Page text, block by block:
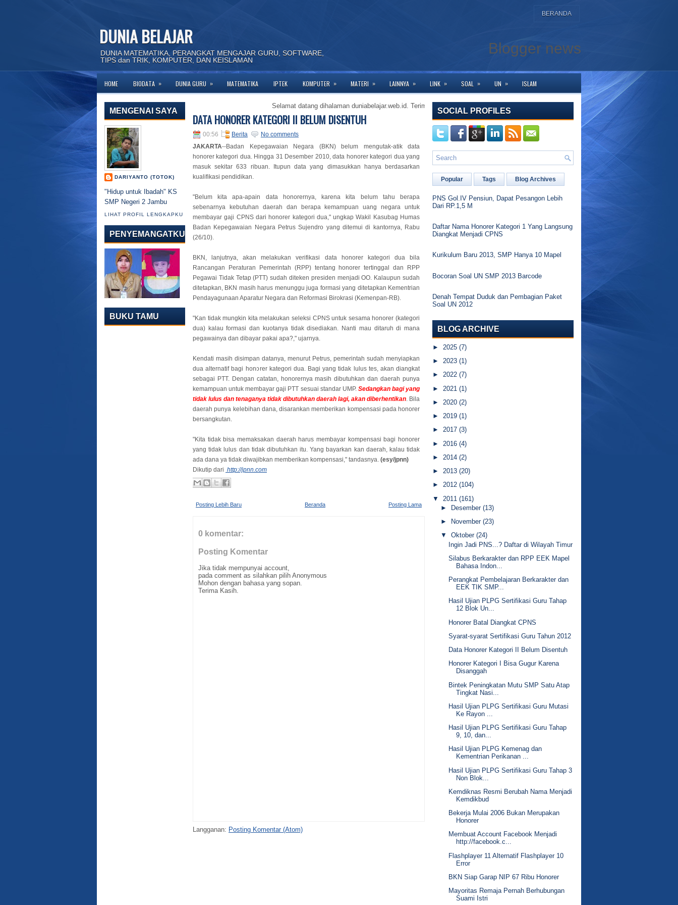
BERANDA
DUNIA BELAJAR
DUNIA MATEMATIKA, PERANGKAT MENGAJAR GURU, SOFTWARE,
TIPS dan TRIK, KOMPUTER, DAN KEISLAMAN
Blogger news
HOME BIODATA » DUNIA GURU » MATEMATIKA IPTEK KOMPUTER » MATERI » LAINNYA » LINK » SOAL » UN » ISLAM
MENGENAI SAYA
DARIYANTO (TOTOK)
"Hidup untuk Ibadah" KS
SMP Negeri 2 Jambu
LIHAT PROFIL LENGKAPKU
PENYEMANGATKU
BUKU TAMU
Selamat datang dihalaman duniabelajar.web.id. Terima kasih telah berkunjung ke halaman ini. Bagi yang membutuhkan bantuan silahkan
DATA HONORER KATEGORI II BELUM DISENTUH
00:56 Berita
No comments
JAKARTA--Badan Kepegawaian Negara (BKN) belum mengutak-atik data
honorer kategori dua. Hingga 31 Desember 2010, data honorer kategori dua yang
masuk sekitar 633 ribuan. Itupun data yang dimasukkan hanya berdasarkan
kualifikasi pendidikan.
"Belum kita apa-apain data honorernya, karena kita belum tahu berapa
sebenarnya kebutuhan daerah dan berapa kemampuan uang negara untuk
membayar gaji CPNS dari honorer kategori dua," ungkap Wakil Kasubag Humas
Badan Kepegawaian Negara Petrus Sujendro yang ditemui di kantornya, Rabu
(26/10).
BKN, lanjutnya, akan melakukan verifikasi data honorer kategori dua bila
Rancangan Peraturan Pemerintah (RPP) tentang honorer tertinggal dan RPP
Pegawai Tidak Tetap (PTT) sudah diteken presiden menjadi OO. Kalaupun sudah
ditetapkan, BKN masih harus menunggu juga formasi yang ditetapkan Kementrian
Pendayagunaan Aparatur Negara dan Reformasi Birokrasi (Kemenpan-RB).
"Kan tidak mungkin kita melakukan seleksi CPNS untuk sesama honorer (kategori
dua) kalau formasi dan kuotanya tidak disediakan. Nanti mau ditaruh di mana
pegawainya dan dibayar pakai apa?," ujarnya.
Kendati masih disimpan datanya, menurut Petrus, pemerintah sudah menyiapkan
dua alternatif bagi honorer kategori dua. Bagi yang tidak lulus tes, akan diangkat
sebagai PTT. Dengan catatan, honorernya masih dibutuhkan dan daerah punya
kemampuan untuk membayar gaji PTT sesuai standar UMP. Sedangkan bagi yang
tidak lulus dan tenaganya tidak dibutuhkan daerah lagi, akan diberhentikan. Bila
daerah punya kelebihan dana, disarankan memberikan kompensasi pada honorer
bersangkutan.
"Kita tidak bisa memaksakan daerah harus membayar kompensasi bagi honorer
yang tidak lulus dan tidak dibutuhkan itu. Yang bayarkan kan daerah, kalau tidak
ada dana ya tidak diwajibkan memberikan kompensasi," tandasnya. (esy/jpnn)
Dikutip dari http://jpnn.com
Posting Lebih Baru Posting Lama
Beranda
0 komentar:
Posting Komentar
Jika tidak mempunyai account,
pada comment as silahkan pilih Anonymous
Mohon dengan bahasa yang sopan.
Terima Kasih.
Langganan: Posting Komentar (Atom)
SOCIAL PROFILES
Popular Tags Blog Archives
PNS Gol.IV Pensiun, Dapat Pesangon Lebih
Dari RP.1,5 M
Daftar Nama Honorer Kategori 1 Yang Langsung
Diangkat Menjadi CPNS
Kurikulum Baru 2013, SMP Hanya 10 Mapel
Bocoran Soal UN SMP 2013 Barcode
Denah Tempat Duduk dan Pembagian Paket
Soal UN 2012
BLOG ARCHIVE
► 2025 (7)
► 2023 (1)
► 2022 (7)
► 2021 (1)
► 2020 (2)
► 2019 (1)
► 2017 (3)
► 2016 (4)
► 2014 (2)
► 2013 (20)
► 2012 (104)
▼
2011 (161)
►
Desember (13)
►
November (23)
▼
Oktober (24)
Ingin Jadi PNS...? Daftar di Wilayah Timur
Silabus Berkarakter dan RPP EEK Mapel
Bahasa Indon...
Perangkat Pembelajaran Berkarakter dan
EEK TIK SMP...
Hasil Ujian PLPG Sertifikasi Guru Tahap
12 Blok Un...
Honorer Batal Diangkat CPNS
Syarat-syarat Sertifikasi Guru Tahun 2012
Data Honorer Kategori II Belum Disentuh
Honorer Kategori I Bisa Gugur Karena
Disanggah
Bintek Peningkatan Mutu SMP Satu Atap
Tingkat Nasi...
Hasil Ujian PLPG Sertifikasi Guru Mutasi
Ke Rayon ...
Hasil Ujian PLPG Sertifikasi Guru Tahap
9, 10, dan...
Hasil Ujian PLPG Kemenag dan
Kementrian Perikanan ...
Hasil Ujian PLPG Sertifikasi Guru Tahap 3
Non Blok...
Kemdiknas Resmi Berubah Nama Menjadi
Kemdikbud
Bekerja Mulai 2006 Bukan Merupakan
Honorer
Membuat Account Facebook Menjadi
http://facebook.c...
Flashplayer 11 Alternatif Flashplayer 10
Error
BKN Siap Garap NIP 67 Ribu Honorer
Mayoritas Remaja Pernah Berhubungan
Suami Istri